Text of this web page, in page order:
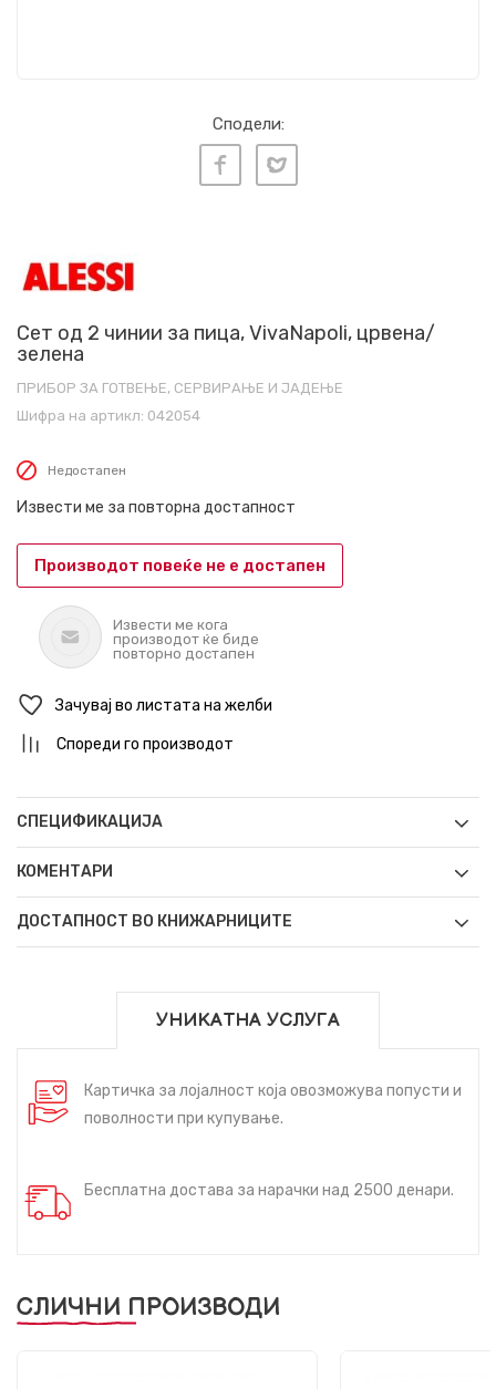
Сподели:
Сет од 2 чинии за пица, VivaNapoli, црвена/
зелена
ПРИБОР ЗА ГОТВЕЊЕ, СЕРВИРАЊЕ И ЈАДЕЊЕ
Шифра на артикл: 042054
Недостапен
Извести ме за повторна достапност
Производот повеќе не е достапен
Извести ме кога
производот ќе биде
повторно достапен
Зачувај во листата на желби
Спореди го производот
СПЕЦИФИКАЦИЈА
КОМЕНТАРИ
ДОСТАПНОСТ ВО КНИЖАРНИЦИТЕ
УНИКАТНА УСЛУГА
Картичка за лојалност која овозможува попусти и
поволности при купување.
Бесплатна достава за нарачки над 2500 денари.
СЛИЧНИ ПРОИЗВОДИ